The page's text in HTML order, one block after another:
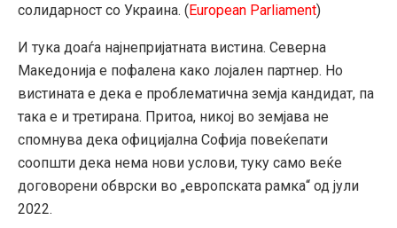
солидарност со Украина. (European Parliament)
И тука доаѓа најнепријатната вистина. Северна
Македонија е пофалена како лојален партнер. Но
вистината е дека е проблематична земја кандидат, па
така е и третирана. Притоа, никој во земјава не
спомнува дека официјална Софија повеќепати
соопшти дека нема нови услови, туку само веќе
договорени обврски во „европската рамка“ од јули
2022.